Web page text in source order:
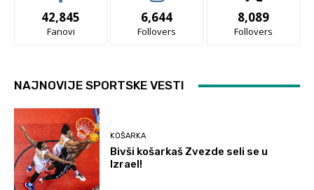
42,845
Fanovi
6,644
Follovers
8,089
Follovers
NAJNOVIJE SPORTSKE VESTI
KOŠARKA
Bivši košarkaš Zvezde seli se u
Izrael!